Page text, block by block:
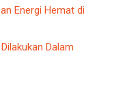
Energi Hemat di
Dalam